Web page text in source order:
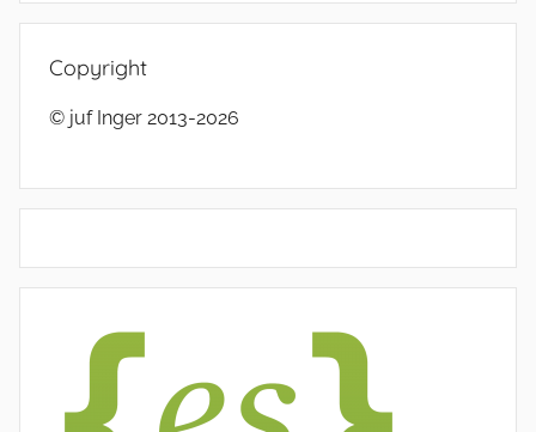
Copyright
© juf Inger 2013-2026